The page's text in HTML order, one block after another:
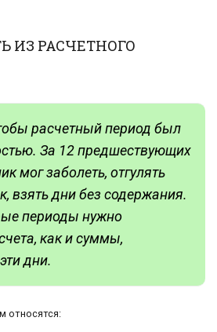
ИЗ РАСЧЕТНОГО
расчетный период был
За 12 предшествующих
мог заболеть, отгулять
взять дни без содержания.
периоды нужно
как и суммы,
дни.
относятся: